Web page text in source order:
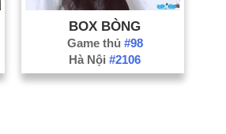
BOX BÒNG
Game thủ #98
Hà Nội#2106